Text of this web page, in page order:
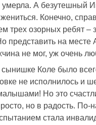
умерла. А безутешный
Конечно,
трех озорных ребят –
представить на месте
не мог, уж очень
Коле было
не исполнилось и
Но это
но в радость. По-
стала